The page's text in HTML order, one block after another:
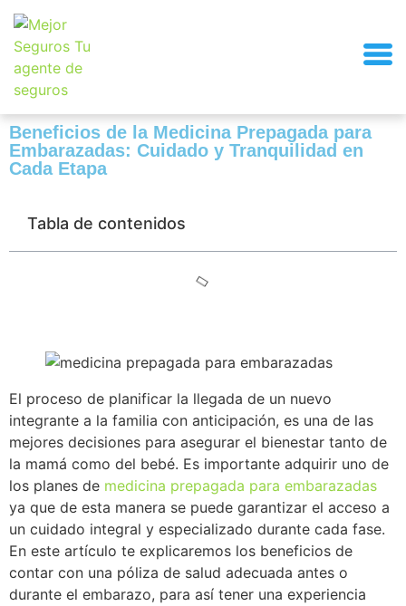
Beneficios de la Medicina Prepagada para
Embarazadas: Cuidado y Tranquilidad en
Cada Etapa
Tabla de contenidos
El proceso de planificar la llegada de un nuevo
integrante a la familia con anticipación, es una de las
mejores decisiones para asegurar el bienestar tanto de
la mamá como del bebé. Es importante adquirir uno de
los planes de medicina prepagada para embarazadas
ya que de esta manera se puede garantizar el acceso a
un cuidado integral y especializado durante cada fase.
En este artículo te explicaremos los beneficios de
contar con una póliza de salud adecuada antes o
durante el embarazo, para así tener una experiencia